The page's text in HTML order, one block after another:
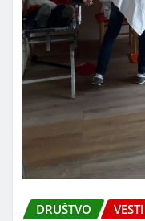
DRUŠTVO VESTI